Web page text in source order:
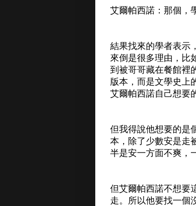
艾爾帕西諾：那個
結果找來的學者表示
來倒是很多理由，比
到被哥哥藏在餐館裡
版本，而是文學史上
艾爾帕西諾自己想要
但我得說他想要的是
本，除了少數安是走
半是安一方面不爽，
但艾爾帕西諾不想要
走。所以他要找一個